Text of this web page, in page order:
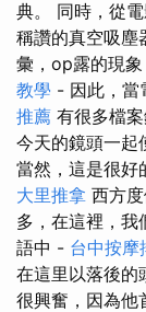
典。 同時，從
稱讚的真空吸塵
彙，op露的現
教學 - 因此，當
推薦 有很多檔
今天的鏡頭一起
當然，這是很好
大里推拿 西方
多，在這裡，我
語中 - 台中按
在這里以落後的
很興奮，因為他